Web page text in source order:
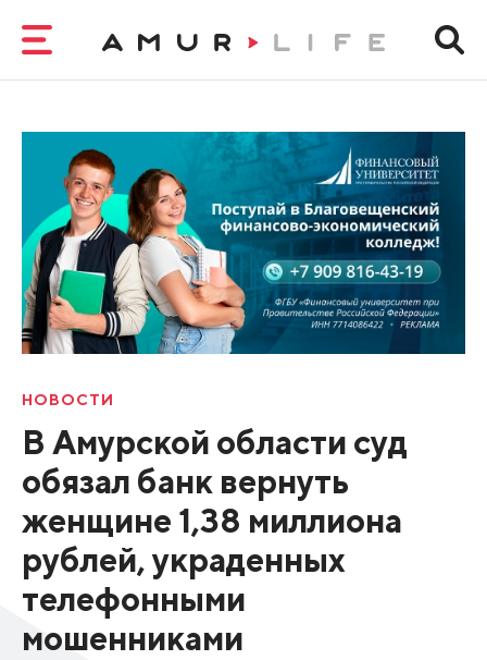
НОВОСТИ
В Амурской области суд
обязал банк вернуть
женщине 1,38 миллиона
рублей, украденных
телефонными
мошенниками